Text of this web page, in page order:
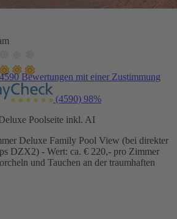
Bewertungen mit einer Zustimmung
(4590) 98%
Poolseite inkl. AI
Deluxe Family Pool View (bei direkter
DZX2) - Wert: ca. € 220,- pro Zimmer
und Tauchen an der traumhaften